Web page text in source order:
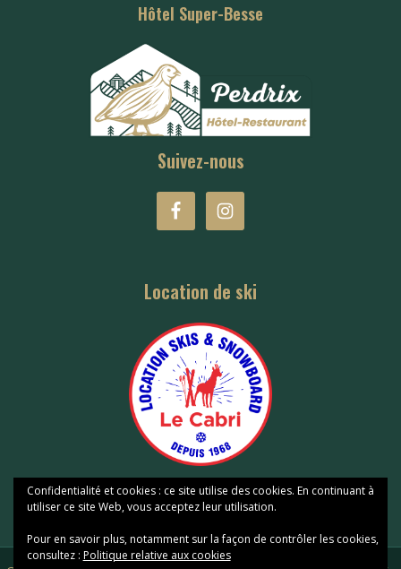
Hôtel Super-Besse
Suivez-nous
Location de ski
Confidentialité et cookies : ce site utilise des cookies. En continuant à
utiliser ce site Web, vous acceptez leur utilisation.
Pour en savoir plus, notamment sur la façon de contrôler les cookies,
consultez : Politique relative aux cookies